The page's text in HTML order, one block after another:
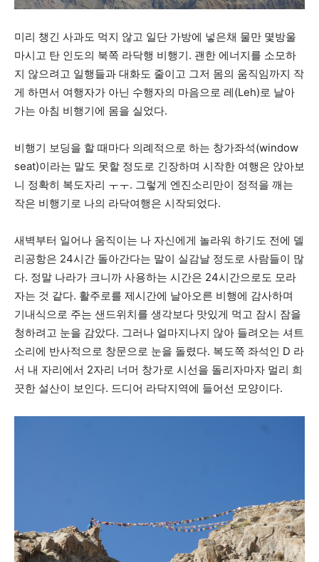
미리 챙긴 사과도 먹지 않고 일단 가방에 넣은채 물만 몇방울
마시고 탄 인도의 북쪽 라닥행 비행기. 괜한 에너지를 소모하
지 않으려고 일행들과 대화도 줄이고 그저 몸의 움직임까지 작
게 하면서 여행자가 아닌 수행자의 마음으로 레(Leh)로 날아
가는 아침 비행기에 몸을 실었다.
비행기 보딩을 할 때마다 의례적으로 하는 창가좌석(window
seat)이라는 말도 못할 정도로 긴장하며 시작한 여행은 앉아보
니 정확히 복도자리 ㅜㅜ. 그렇게 엔진소리만이 정적을 깨는
작은 비행기로 나의 라닥여행은 시작되었다.
새벽부터 일어나 움직이는 나 자신에게 놀라워 하기도 전에 델
리공항은 24시간 돌아간다는 말이 실감날 정도로 사람들이 많
다. 정말 나라가 크니까 사용하는 시간은 24시간으로도 모라
자는 것 같다. 활주로를 제시간에 날아오른 비행에 감사하며
기내식으로 주는 샌드위치를 생각보다 맛있게 먹고 잠시 잠을
청하려고 눈을 감았다. 그러나 얼마지나지 않아 들려오는 셔트
소리에 반사적으로 창문으로 눈을 돌렸다. 복도쪽 좌석인 D 라
서 내 자리에서 2자리 너머 창가로 시선을 돌리자마자 멀리 희
끗한 설산이 보인다. 드디어 라닥지역에 들어선 모양이다.